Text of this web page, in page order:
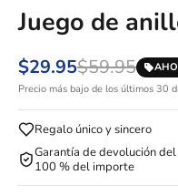
Juego de
$29.95$59.95
Precio más bajo de los últimos 30
Regalo único y sincero
Garantía de devolución del
100 % del importe